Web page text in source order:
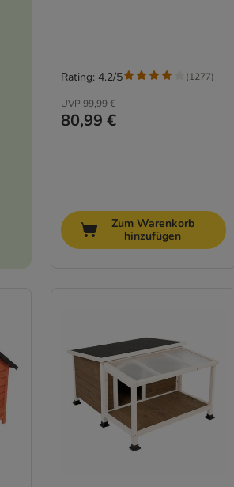
UVP 99,99 €
80,99 €
Rating: 4.2/5 (1277)
Zum Warenkorb
hinzufügen